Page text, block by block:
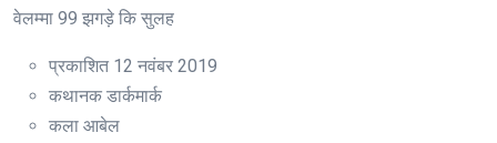
वेलम्मा 99 झगड़े कि सुलह
प्रकाशित 12 नवंबर 2019
कथानक डार्कमार्क
कला आबेल